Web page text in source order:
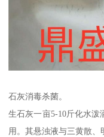
石灰消毒杀菌。
生石灰一亩5-10斤化水
用。其悬浊液与三黄散、